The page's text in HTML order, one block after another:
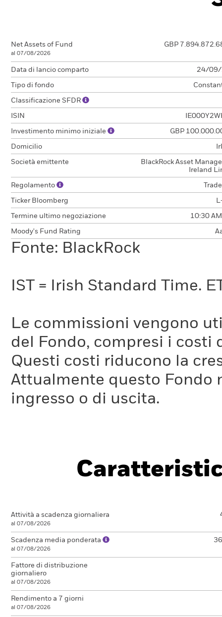
Net Assets of Fund
al 07/08/2026
GBP
Data di lancio comparto 24/09/
Tipo di fondo
Classificazione SFDR
ISIN
Investimento minimo iniziale GBP
Domicilio
Società emittente
BlackRock Asset
Ireland
Regolamento
Ticker Bloomberg
Termine ultimo negoziazione 10:30
Moody's Fund Rating
Fonte: BlackRock
IST = Irish Standard Time.
Le commissioni vengono
del Fondo, compresi i
Questi costi riducono la
Attualmente questo Fondo
ingresso o di uscita.
Attività a scadenza giornaliera
al 07/08/2026
Scadenza media ponderata
al 07/08/2026
Fattore di distribuzione
giornaliero
al 07/08/2026
Rendimento a 7 giorni
al 07/08/2026